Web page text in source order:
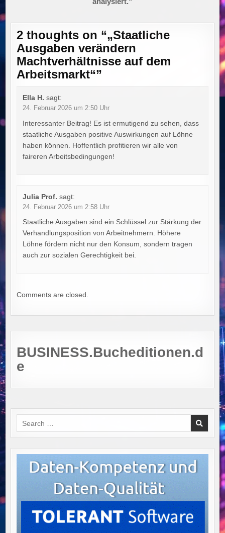
2 thoughts on “„Staatliche
Ausgaben verändern
Machtverhältnisse auf dem
Arbeitsmarkt“”
Ella H. sagt:
24. Februar 2026 um 2:50 Uhr
Interessanter Beitrag! Es ist ermutigend zu sehen, dass
staatliche Ausgaben positive Auswirkungen auf Löhne
haben können. Hoffentlich profitieren wir alle von
faireren Arbeitsbedingungen!
Julia Prof. sagt:
24. Februar 2026 um 2:58 Uhr
Staatliche Ausgaben sind ein Schlüssel zur Stärkung der
Verhandlungsposition von Arbeitnehmern. Höhere
Löhne fördern nicht nur den Konsum, sondern tragen
auch zur sozialen Gerechtigkeit bei.
Comments are closed.
BUSINESS.Bucheditionen.d
e
Search
for: